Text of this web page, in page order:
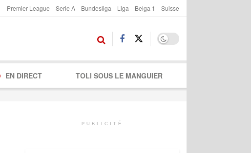
Premier League Serie A Bundesliga Liga Belga 1 Suisse
EN DIRECT TOLI SOUS LE MANGUIER
PUBLICITÉ